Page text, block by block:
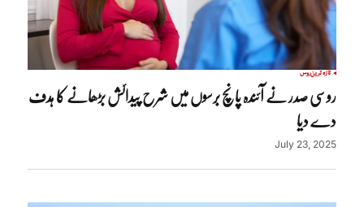
تازہ ترینروس
روسی صدر نے آئندہ پانچ برسوں میں شرح پیدائش بڑھانے کا ہدف
دے دیا
July 23, 2025